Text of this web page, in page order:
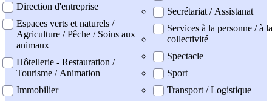
Direction d'entreprise
Espaces verts et naturels /
Agriculture / Pêche / Soins aux
animaux
Hôtellerie - Restauration /
Tourisme / Animation
Immobilier
Secrétariat / Assistanat
Services à la personne / à la
collectivité
Spectacle
Sport
Transport / Logistique